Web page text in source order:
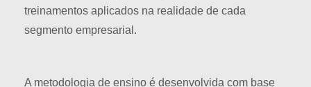
treinamentos aplicados na realidade de cada
segmento empresarial.
A metodologia de ensino é desenvolvida com base